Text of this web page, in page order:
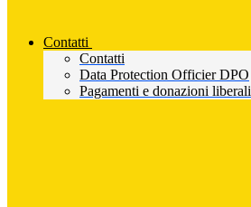
Contatti
Contatti
Data Protection Officier DPO
Pagamenti e donazioni liberali